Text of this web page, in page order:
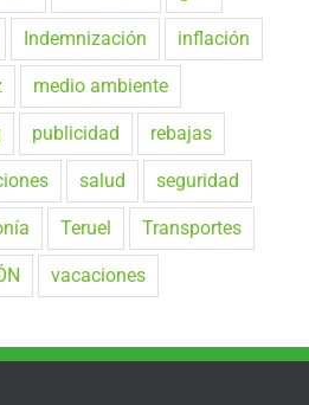
Indemnización inflación
medio ambiente
publicidad rebajas
salud seguridad
Teruel Transportes
vacaciones